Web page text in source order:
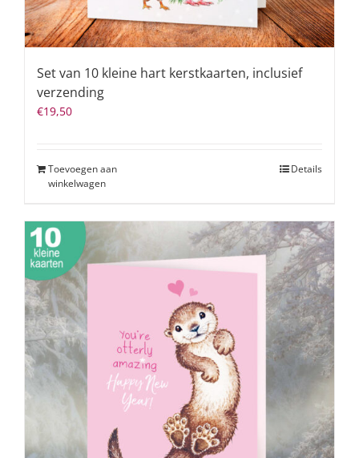
Set van 10 kleine hart kerstkaarten, inclusief
verzending
€19,50
Toevoegen aan
winkelwagen
Details